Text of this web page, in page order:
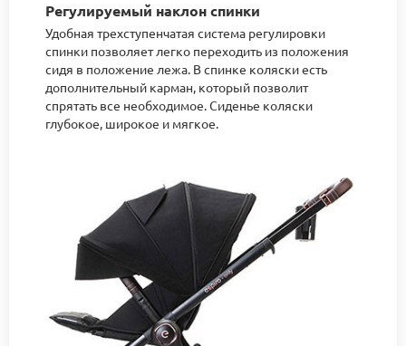
Регулируемый наклон спинки
Удобная трехступенчатая система регулировки
спинки позволяет легко переходить из положения
сидя в положение лежа. В спинке коляски есть
дополнительный карман, который позволит
спрятать все необходимое. Сиденье коляски
глубокое, широкое и мягкое.